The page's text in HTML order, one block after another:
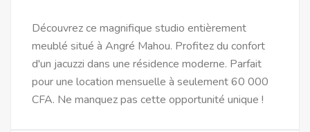
Découvrez ce magnifique studio entièrement
meublé situé à Angré Mahou. Profitez du confort
d'un jacuzzi dans une résidence moderne. Parfait
pour une location mensuelle à seulement 60 000
CFA. Ne manquez pas cette opportunité unique !